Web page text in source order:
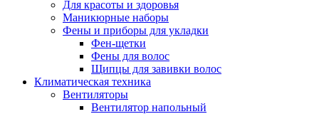
Для красоты и здоровья
Маникюрные наборы
Фены и приборы для укладки
Фен-щетки
Фены для волос
Щипцы для завивки волос
Климатическая техника
Вентиляторы
Вентилятор напольный